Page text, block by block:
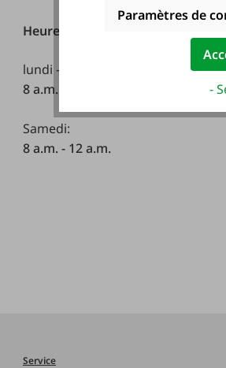
Heures d'ouverture:
lundi - vendredi:
8 a.m. - 5 p.m
Samedi:
8 a.m. - 12 a.m.
Service
Paramètres de
-